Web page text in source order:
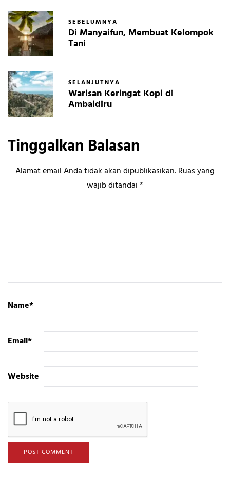
SEBELUMNYA
Di Manyaifun, Membuat Kelompok
Tani
SELANJUTNYA
Warisan Keringat Kopi di
Ambaidiru
Tinggalkan Balasan
Alamat email Anda tidak akan dipublikasikan.Ruas yang
wajib ditandai*
Name*
Email*
Website